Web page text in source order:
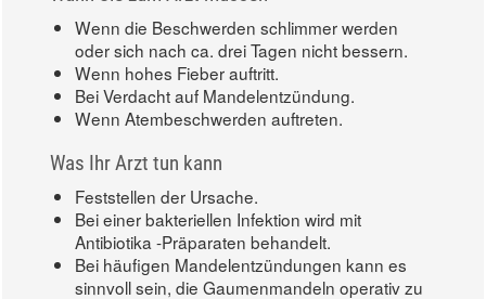
Wenn die Beschwerden schlimmer werden
oder sich nach ca. drei Tagen nicht bessern.
Wenn hohes Fieber auftritt.
Bei Verdacht auf Mandelentzündung.
Wenn Atembeschwerden auftreten.
Was Ihr Arzt tun kann
Feststellen der Ursache.
Bei einer bakteriellen Infektion wird mit
Antibiotika -Präparaten behandelt.
Bei häufigen Mandelentzündungen kann es
sinnvoll sein, die Gaumenmandeln operativ zu